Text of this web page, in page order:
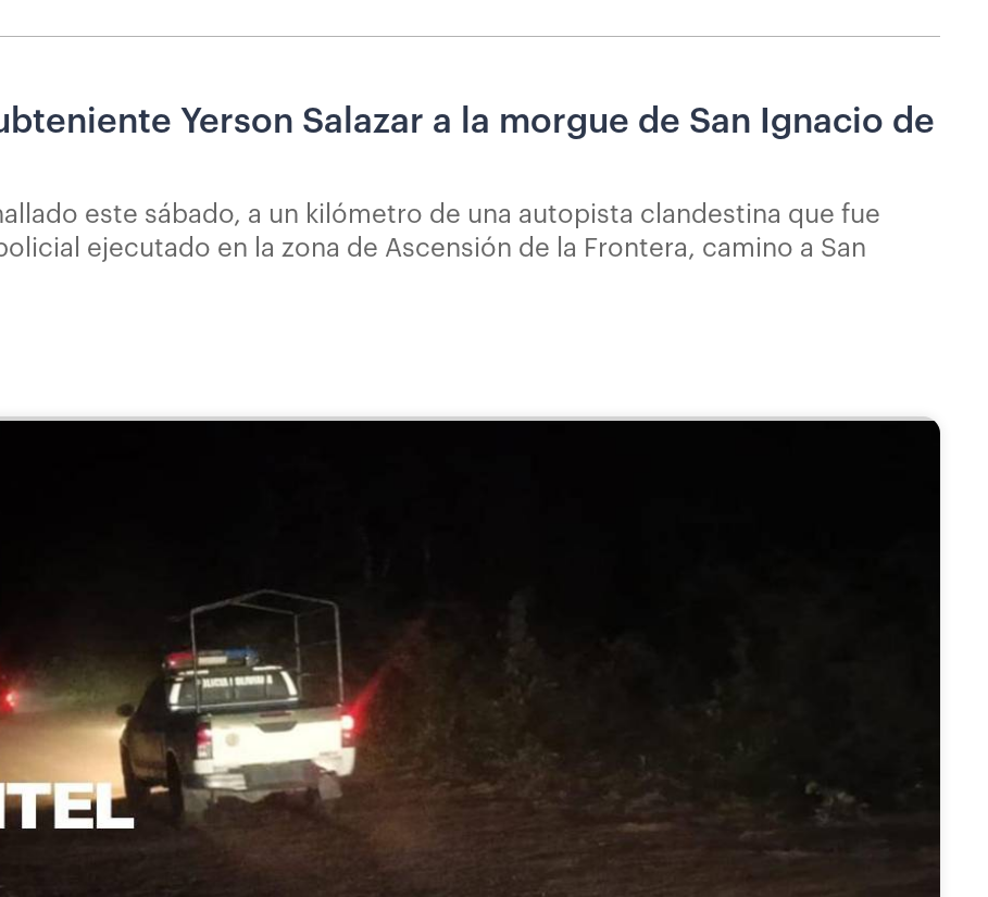
Yerson Salazar a la morgue de San Ignacio de
este sábado, a un kilómetro de una autopista clandestina que fue
ejecutado en la zona de Ascensión de la Frontera, camino a San